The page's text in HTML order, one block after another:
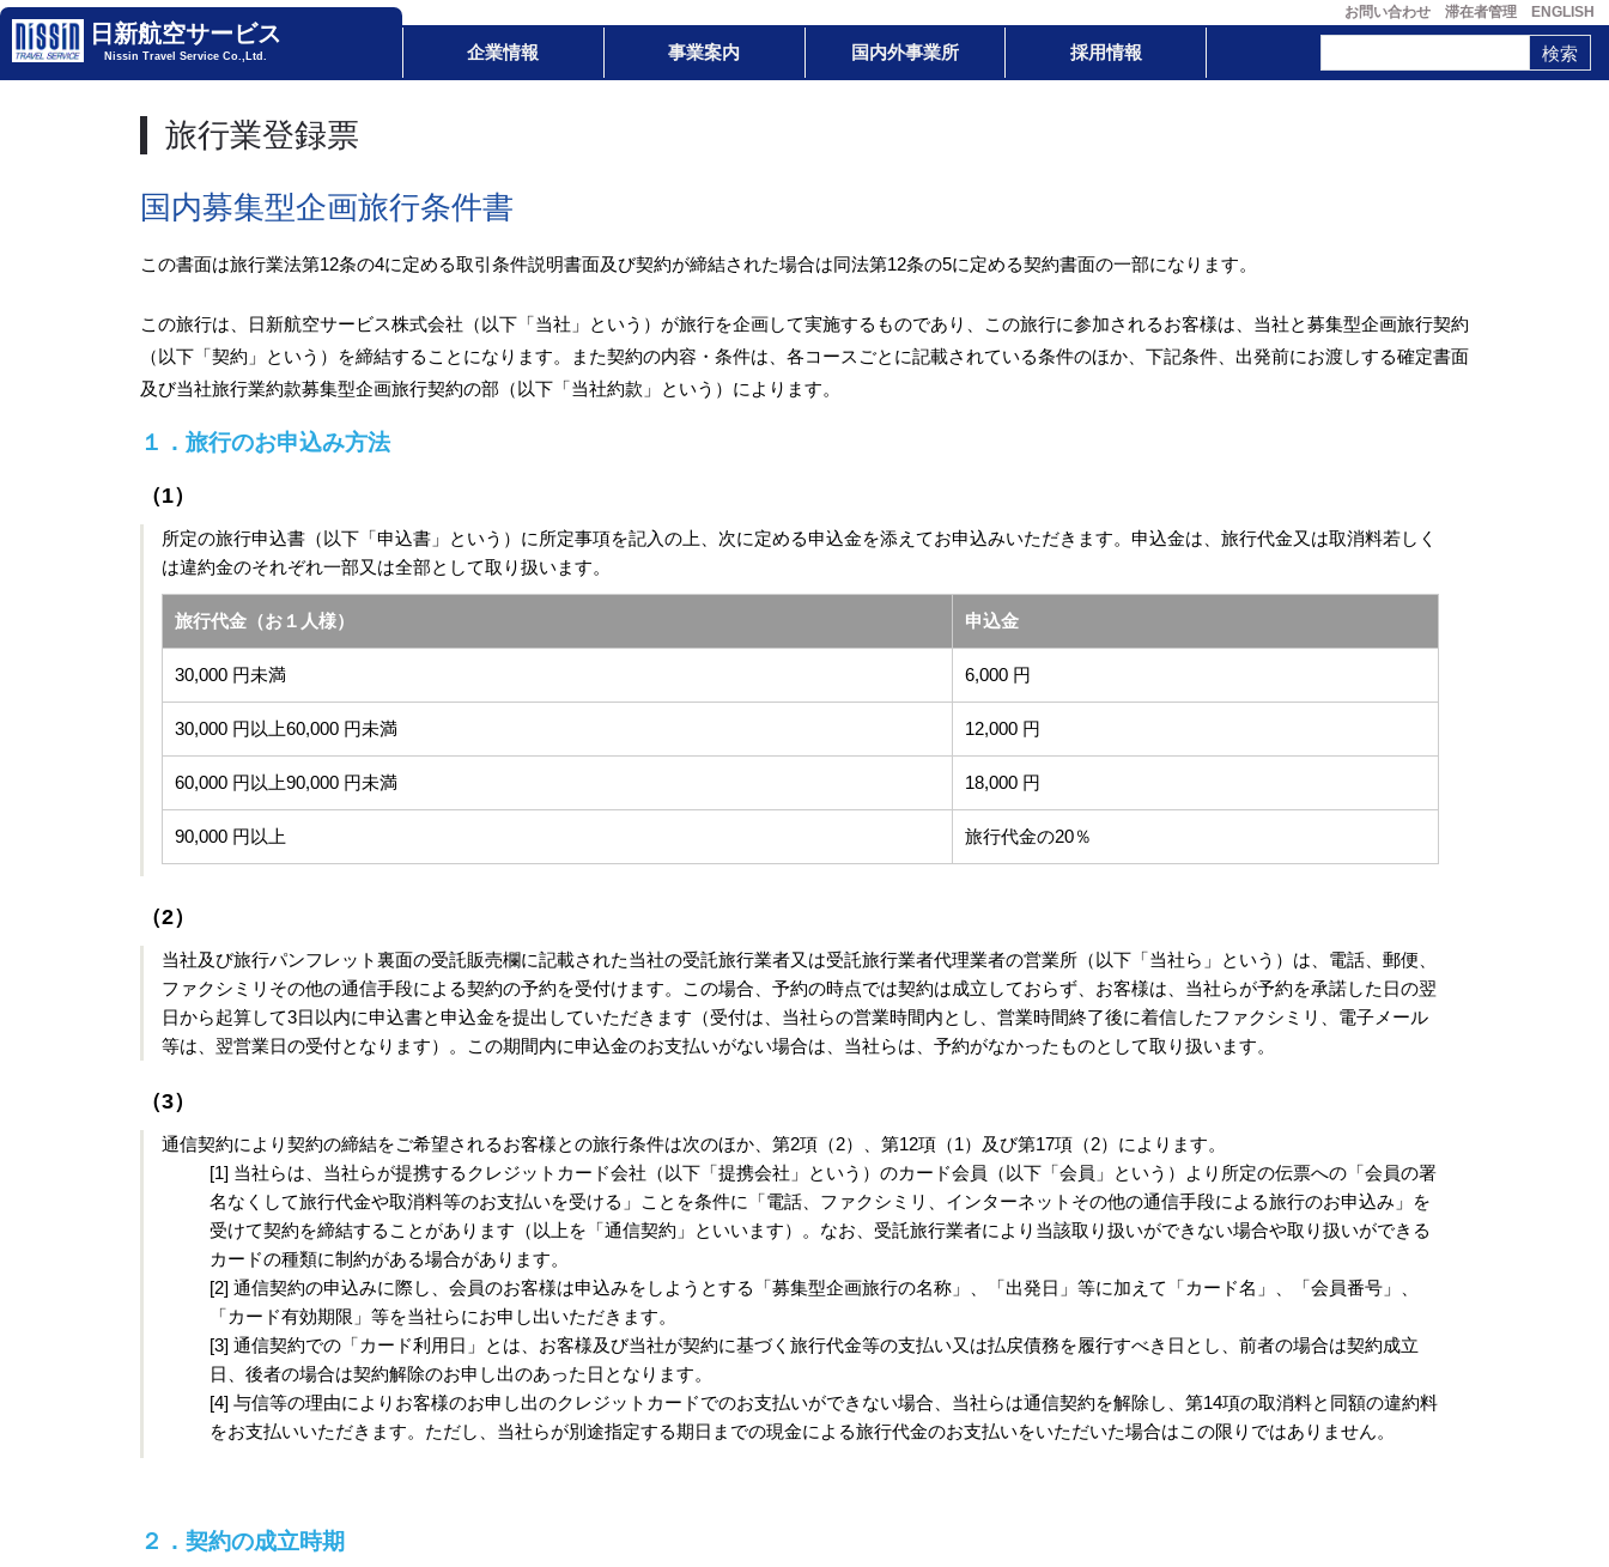
お問い合わせ 滞在者管理 ENGLISH
日新航空サービス
Nissin Travel Service Co.,Ltd. 企業情報 事業案内 国内外事業所 採用情報
旅行業登録票
国内募集型企画旅行条件書
この書面は旅行業法第12条の4に定める取引条件説明書面及び契約が締結された場合は同法第12条の5に定める契約書面の一部になります。
この旅行は、日新航空サービス株式会社（以下「当社」という）が旅行を企画して実施するものであり、この旅行に参加されるお客様は、当社と募集型企画旅行契約
（以下「契約」という）を締結することになります。また契約の内容・条件は、各コースごとに記載されている条件のほか、下記条件、出発前にお渡しする確定書面
及び当社旅行業約款募集型企画旅行契約の部（以下「当社約款」という）によります。
１．旅行のお申込み方法
（1）
所定の旅行申込書（以下「申込書」という）に所定事項を記入の上、次に定める申込金を添えてお申込みいただきます。申込金は、旅行代金又は取消料若しく
は違約金のそれぞれ一部又は全部として取り扱います。
旅行代金（お１人様） 申込金
30,000 円未満 6,000 円
30,000 円以上60,000 円未満 12,000 円
60,000 円以上90,000 円未満 18,000 円
90,000 円以上 旅行代金の20％
（2）
当社及び旅行パンフレット裏面の受託販売欄に記載された当社の受託旅行業者又は受託旅行業者代理業者の営業所（以下「当社ら」という）は、電話、郵便、
ファクシミリその他の通信手段による契約の予約を受付けます。この場合、予約の時点では契約は成立しておらず、お客様は、当社らが予約を承諾した日の翌
日から起算して3日以内に申込書と申込金を提出していただきます（受付は、当社らの営業時間内とし、営業時間終了後に着信したファクシミリ、電子メール
等は、翌営業日の受付となります）。この期間内に申込金のお支払いがない場合は、当社らは、予約がなかったものとして取り扱います。
（3）
通信契約により契約の締結をご希望されるお客様との旅行条件は次のほか、第2項（2）、第12項（1）及び第17項（2）によります。
[1] 当社らは、当社らが提携するクレジットカード会社（以下「提携会社」という）のカード会員（以下「会員」という）より所定の伝票への「会員の署
名なくして旅行代金や取消料等のお支払いを受ける」ことを条件に「電話、ファクシミリ、インターネットその他の通信手段による旅行のお申込み」を
受けて契約を締結することがあります（以上を「通信契約」といいます）。なお、受託旅行業者により当該取り扱いができない場合や取り扱いができる
カードの種類に制約がある場合があります。
[2] 通信契約の申込みに際し、会員のお客様は申込みをしようとする「募集型企画旅行の名称」、「出発日」等に加えて「カード名」、「会員番号」、
「カード有効期限」等を当社らにお申し出いただきます。
[3] 通信契約での「カード利用日」とは、お客様及び当社が契約に基づく旅行代金等の支払い又は払戻債務を履行すべき日とし、前者の場合は契約成立
日、後者の場合は契約解除のお申し出のあった日となります。
[4] 与信等の理由によりお客様のお申し出のクレジットカードでのお支払いができない場合、当社らは通信契約を解除し、第14項の取消料と同額の違約料
をお支払いいただきます。ただし、当社らが別途指定する期日までの現金による旅行代金のお支払いをいただいた場合はこの限りではありません。
２．契約の成立時期